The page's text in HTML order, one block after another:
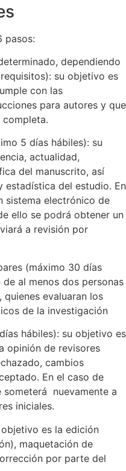
pasos:
dependiendo
su objetivo es
con las
para autores y que
5 días hábiles): su
actualidad,
del manuscrito, así
del estudio. En
sistema electrónico de
ello se podrá obtener un
a revisión por
(máximo 30 días
al menos dos personas
evaluaran los
de la investigación
hábiles): su objetivo es
opinión de revisores
cambios
En el caso de
someterá nuevamente a
iniciales.
es la edición
maquetación de
por parte del